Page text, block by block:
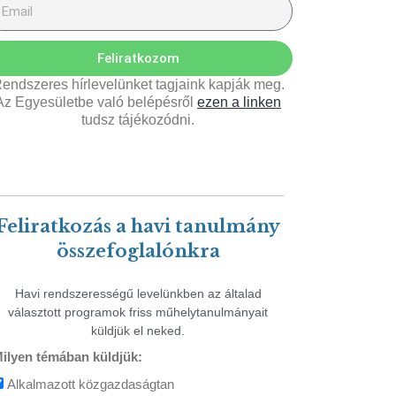
Feliratkozom
hírlevelünket tagjaink kapják meg.
Egyesületbe való belépésről ezen a linken
tudsz tájékozódni.
a havi tanulmány
összefoglalónkra
Havi rendszerességű levelünkben az általad
választott programok friss műhelytanulmányait
küldjük el neked.
témában küldjük:
Alkalmazott közgazdaságtan